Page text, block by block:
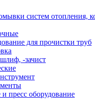
систем отопления,
для прочистки труб
-зачист
и пресс оборудование